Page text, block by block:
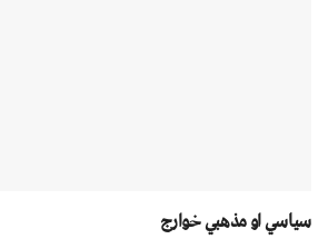
سياسي او مذهبي خوارج